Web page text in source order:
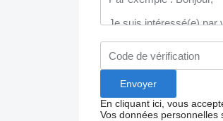
En cliquant ici, vous
Vos données personnelles